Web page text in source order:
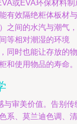
或EVA环保材料制
有效隔绝柜体板材与
之间的水汽与潮气，
等相对潮湿的环境
同时也能让存放的物
和使用物品的寿命。
与审美价值。告别传
系、莫兰迪色调、清